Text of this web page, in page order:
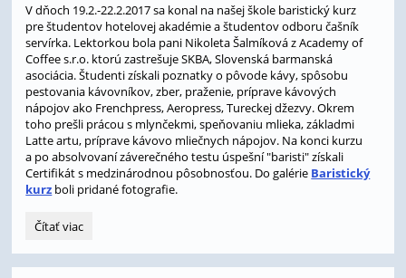
V dňoch 19.2.-22.2.2017 sa konal na našej škole baristický kurz
pre študentov hotelovej akadémie a študentov odboru čašník
servírka. Lektorkou bola pani Nikoleta Šalmíková z Academy of
Coffee s.r.o. ktorú zastrešuje SKBA, Slovenská barmanská
asociácia. Študenti získali poznatky o pôvode kávy, spôsobu
pestovania kávovníkov, zber, praženie, príprave kávových
nápojov ako Frenchpress, Aeropress, Tureckej džezvy. Okrem
toho prešli prácou s mlynčekmi, speňovaniu mlieka, základmi
Latte artu, príprave kávovo mliečnych nápojov. Na konci kurzu
a po absolvovaní záverečného testu úspešní "baristi" získali
Certifikát s medzinárodnou pôsobnosťou. Do galérie Baristický
kurz boli pridané fotografie.
Baristický
Čítať viac